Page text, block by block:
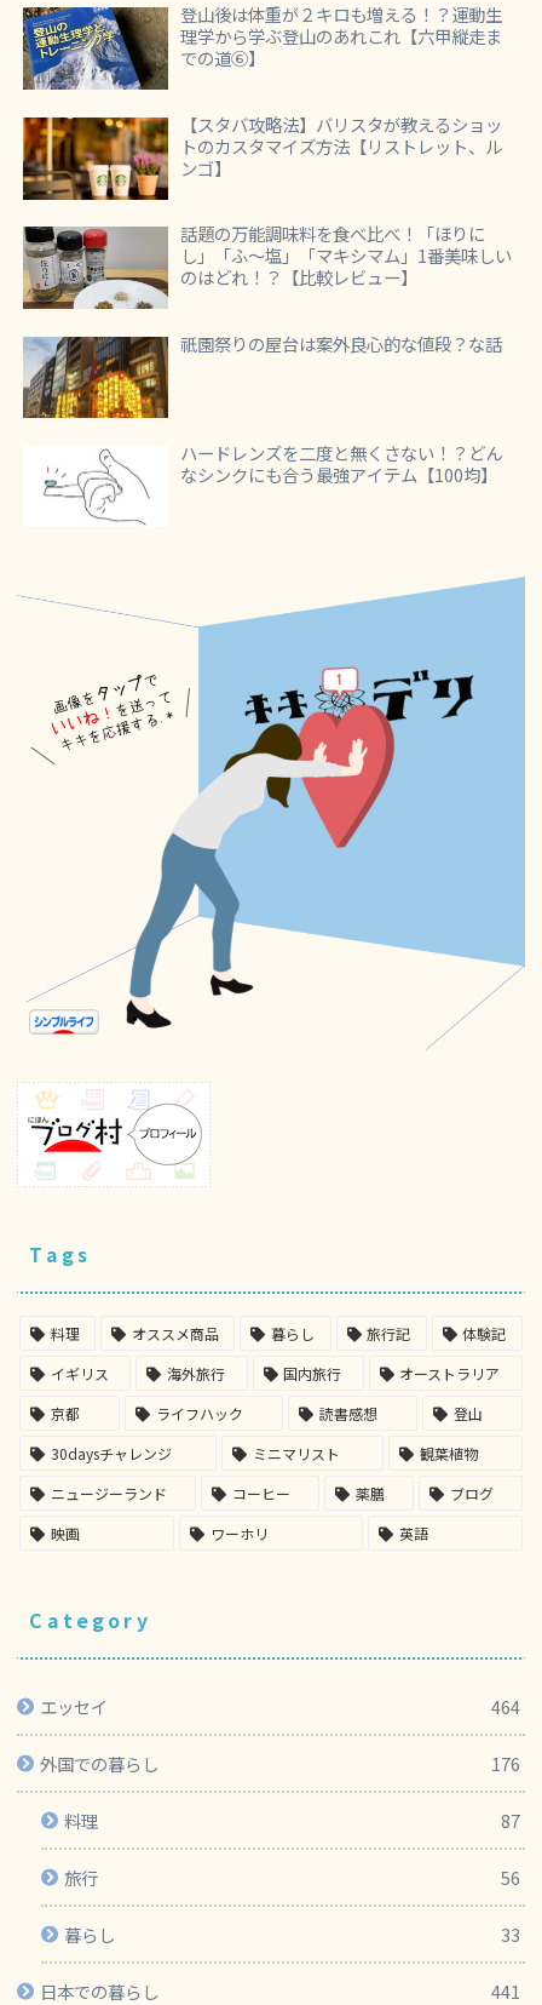
登山後は体重が２キロも増える！？運動生
理学から学ぶ登山のあれこれ【六甲縦走ま
での道⑥】
【スタバ攻略法】バリスタが教えるショッ
トのカスタマイズ方法【リストレット、ル
ンゴ】
話題の万能調味料を食べ比べ！「ほりに
し」「ふ～塩」「マキシマム」1番美味しい
のはどれ！？【比較レビュー】
祇園祭りの屋台は案外良心的な値段？な話
ハードレンズを二度と無くさない！？どん
なシンクにも合う最強アイテム【100均】
Tags
料理 オススメ商品 暮らし 旅行記
体験記
イギリス
海外旅行 国内旅行
オーストラリア
京都
ライフハック 読書感想
登山
30daysチャレンジ
ミニマリスト
観葉植物
ニュージーランド
コーヒー 薬膳
ブログ
映画
ワーホリ 英語
Category
エッセイ 464
外国での暮らし 176
料理 87
旅行 56
暮らし 33
日本での暮らし 441